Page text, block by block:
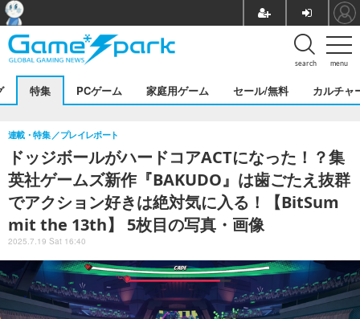
menu
search
特集 PCゲーム 家庭用ゲーム セール/無料 カルチャ
ドッジボールがハードコアACTになった！？集
英社ゲームズ新作『BAKUDO』は歯ごたえ抜群
でアクション好きは絶対気に入る！【BitSum
mit the 13th】 5枚目の写真・画像
連載・特集 プレイレポート
2025.7.19 Sat 16:40